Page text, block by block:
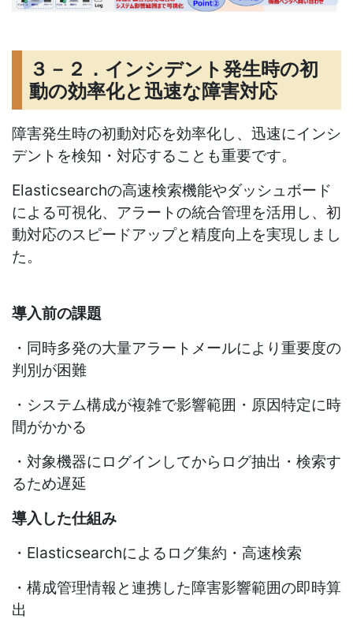
３－２．インシデント発生時の初
動の効率化と迅速な障害対応
障害発生時の初動対応を効率化し、迅速にインシ
デントを検知・対応することも重要です。
Elasticsearchの高速検索機能やダッシュボード
による可視化、アラートの統合管理を活用し、初
動対応のスピードアップと精度向上を実現しまし
た。
導入前の課題
・同時多発の大量アラートメールにより重要度の
判別が困難
・システム構成が複雑で影響範囲・原因特定に時
間がかかる
・対象機器にログインしてからログ抽出・検索す
るため遅延
導入した仕組み
・Elasticsearchによるログ集約・高速検索
・構成管理情報と連携した障害影響範囲の即時算
出